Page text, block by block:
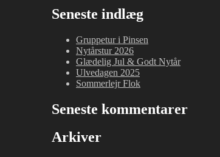
Seneste indlæg
Gruppetur i Pinsen
Nytårstur 2026
Glædelig Jul & Godt Nytår
Ulvedagen 2025
Sommerlejr Flok
Seneste kommentarer
Arkiver